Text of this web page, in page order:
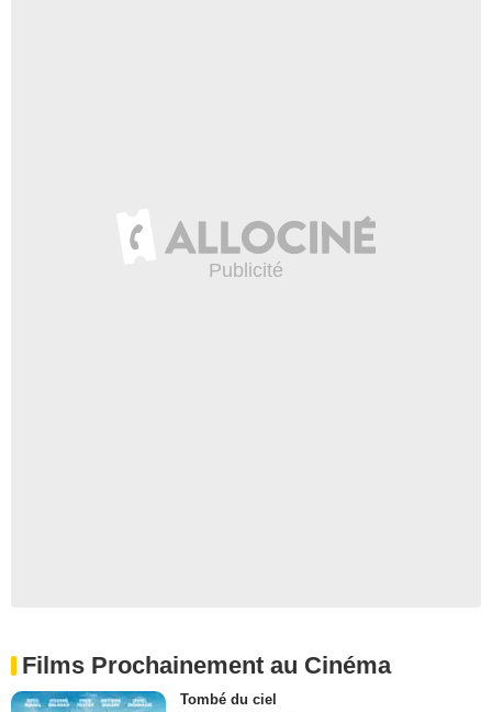
Films Prochainement au Cinéma
Tombé du ciel